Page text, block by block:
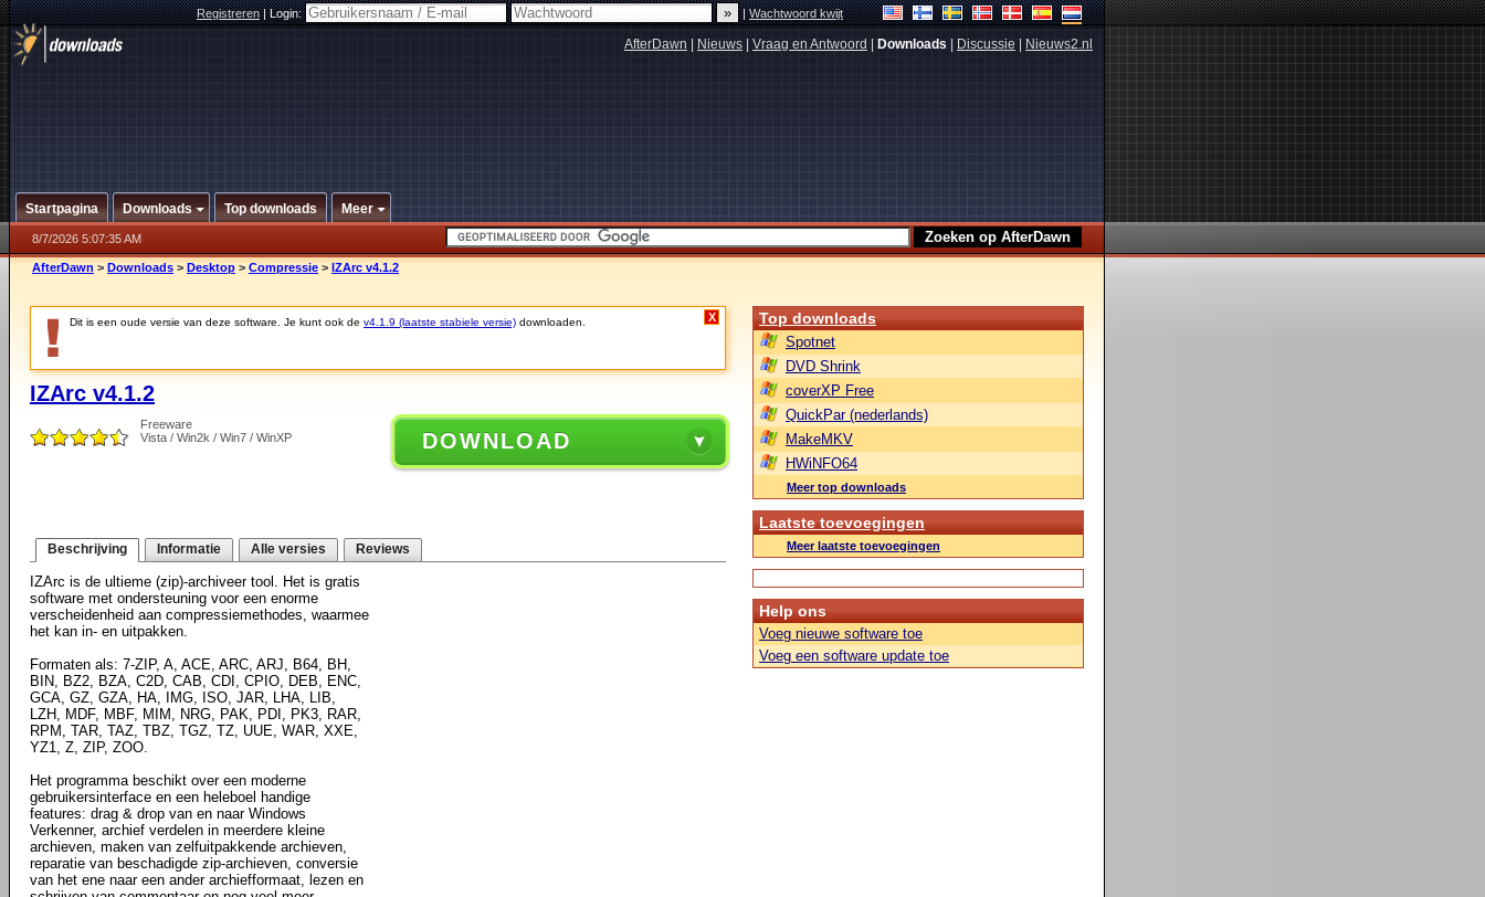
Registreren|Login: |Wachtwoord kwijt
AfterDawn Nieuws Vraag en Antwoord Downloads Discussie Nieuws2.nl
Startpagina Downloads Top downloads Meer
8/7/2026 5:07:35 AM
AfterDawn > Downloads > Desktop > Compressie > IZArc v4.1.2
Dit is een oude versie van deze software. Je kunt ook de v4.1.9 (laatste stabiele versie) downloaden. X
IZArc v4.1.2
Freeware
Vista / Win2k / Win7 / WinXP
DOWNLOAD
Beschrijving Informatie Alle versies Reviews
IZArc is de ultieme (zip)-archiveer tool. Het is gratis
software met ondersteuning voor een enorme
verscheidenheid aan compressiemethodes, waarmee
het kan in- en uitpakken.
Formaten als: 7-ZIP, A, ACE, ARC, ARJ, B64, BH,
BIN, BZ2, BZA, C2D, CAB, CDI, CPIO, DEB, ENC,
GCA, GZ, GZA, HA, IMG, ISO, JAR, LHA, LIB,
LZH, MDF, MBF, MIM, NRG, PAK, PDI, PK3, RAR,
RPM, TAR, TAZ, TBZ, TGZ, TZ, UUE, WAR, XXE,
YZ1, Z, ZIP, ZOO.
Het programma beschikt over een moderne
gebruikersinterface en een heleboel handige
features: drag & drop van en naar Windows
Verkenner, archief verdelen in meerdere kleine
archieven, maken van zelfuitpakkende archieven,
reparatie van beschadigde zip-archieven, conversie
van het ene naar een ander archiefformaat, lezen en
Top downloads
Spotnet
DVD Shrink
coverXP Free
QuickPar (nederlands)
MakeMKV
HWiNFO64
Meer top downloads
Laatste toevoegingen
Meer laatste toevoegingen
Help ons
Voeg nieuwe software toe
Voeg een software update toe